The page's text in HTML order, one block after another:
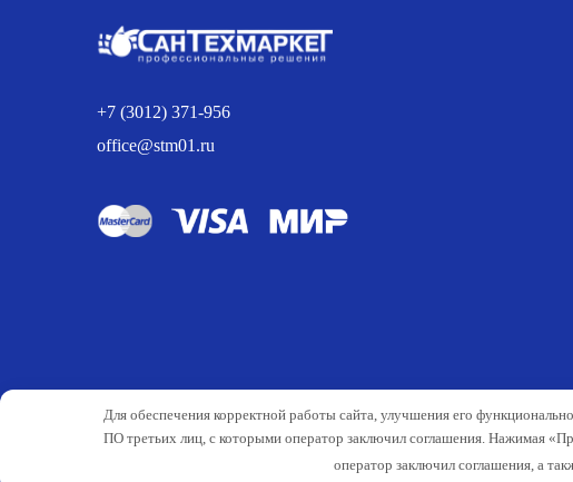
+7 (3012) 371-956
office@stm01.ru
Для обеспечения корректной работы сайта, улучшения его
ПО третьих лиц, с которыми оператор заключил соглашения. Нажимая
оператор заключил соглашения, а